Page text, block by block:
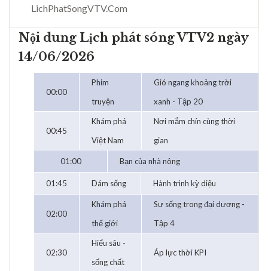
LichPhatSongVTV.Com
Nội dung Lịch phát sóng VTV2 ngày
14/06/2026
00:00
Phim
truyện
Gió ngang khoảng trời
xanh - Tập 20
00:45
Khám phá
Việt Nam
Nơi mắm chín cùng thời
gian
01:00 Bạn của nhà nông
01:45 Dám sống Hành trình kỳ diệu
02:00
Khám phá
thế giới
Sự sống trong đại dương -
Tập 4
02:30
Hiểu sâu -
sống chất
Áp lực thời KPI